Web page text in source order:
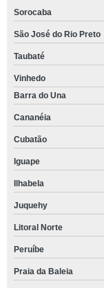
Sorocaba
São José do Rio Preto
Taubaté
Vinhedo
Barra do Una
Cananéia
Cubatão
Iguape
Ilhabela
Juquehy
Litoral Norte
Peruíbe
Praia da Baleia